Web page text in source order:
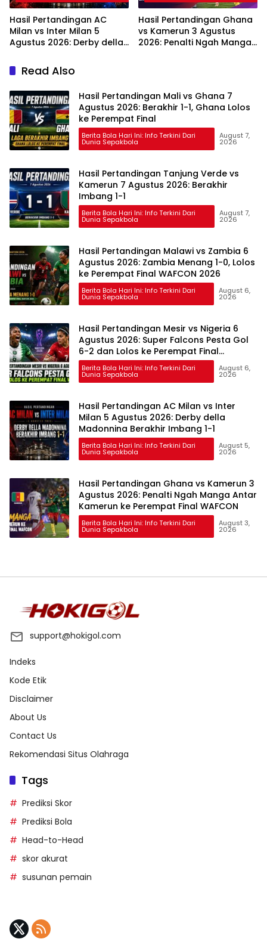
Hasil Pertandingan AC
Milan vs Inter Milan 5
Agustus 2026: Derby della
Imbang 1-1
Hasil Pertandingan Ghana
vs Kamerun 3 Agustus
2026: Penalti Ngah Manga
Read Also
Hasil Pertandingan Mali vs Ghana 7
Agustus 2026: Berakhir 1-1, Ghana Lolos
ke Perempat Final
Berita Bola Hari Ini: Info Terkini Dari
Dunia Sepakbola
August 7,
2026
Hasil Pertandingan Tanjung Verde vs
Kamerun 7 Agustus 2026: Berakhir
Imbang 1-1
Berita Bola Hari Ini: Info Terkini Dari
Dunia Sepakbola
August 7,
2026
Hasil Pertandingan Malawi vs Zambia 6
Agustus 2026: Zambia Menang 1-0, Lolos
ke Perempat Final WAFCON 2026
Berita Bola Hari Ini: Info Terkini Dari
Dunia Sepakbola
August 6,
2026
Hasil Pertandingan Mesir vs Nigeria 6
Agustus 2026: Super Falcons Pesta Gol
6-2 dan Lolos ke Perempat Final
WAFCON
Berita Bola Hari Ini: Info Terkini Dari
Dunia Sepakbola
August 6,
2026
Hasil Pertandingan AC Milan vs Inter
Milan 5 Agustus 2026: Derby della
Madonnina Berakhir Imbang 1-1
Berita Bola Hari Ini: Info Terkini Dari
Dunia Sepakbola
August 5,
2026
Hasil Pertandingan Ghana vs Kamerun 3
Agustus 2026: Penalti Ngah Manga Antar
Kamerun ke Perempat Final WAFCON
Berita Bola Hari Ini: Info Terkini Dari
Dunia Sepakbola
August 3,
2026
support@hokigol.com
Indeks
Kode Etik
Disclaimer
About Us
Contact Us
Rekomendasi Situs Olahraga
Tags
Prediksi Skor
Prediksi Bola
Head-to-Head
skor akurat
susunan pemain